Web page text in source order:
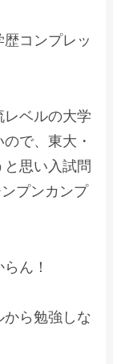
コンプレッ
ベルの大学
で、東大・
思い入試問
プンカンプ
ん！
ら勉強しな